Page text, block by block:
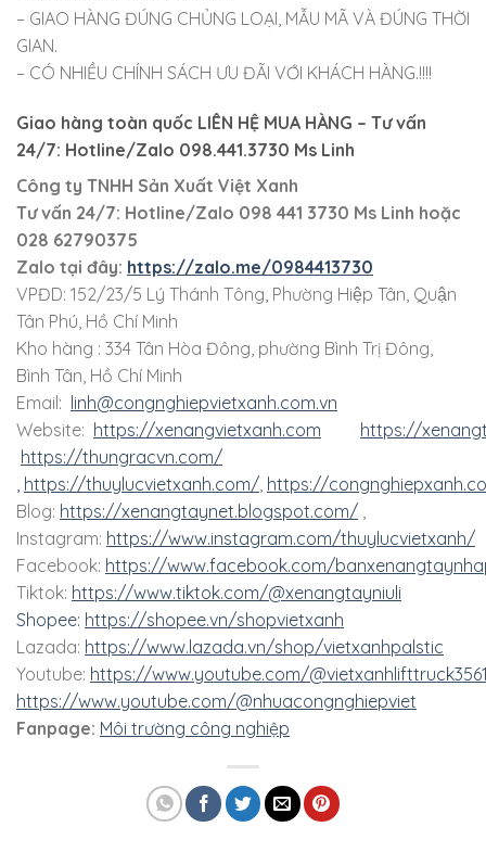
– GIAO HÀNG ĐÚNG CHỦNG LOẠI, MẪU MÃ VÀ ĐÚNG THỜI
GIAN.
– CÓ NHIỀU CHÍNH SÁCH ƯU ĐÃI VỚI KHÁCH HÀNG.!!!!
Giao hàng toàn quốc LIÊN HỆ MUA HÀNG – Tư vấn
24/7: Hotline/Zalo 098.441.3730 Ms Linh
Công ty TNHH Sản Xuất Việt Xanh
Tư vấn 24/7: Hotline/Zalo 098 441 3730 Ms Linh hoặc
028 62790375
Zalo tại đây: https://zalo.me/0984413730
VPĐD: 152/23/5 Lý Thánh Tông, Phường Hiệp Tân, Quận
Tân Phú, Hồ Chí Minh
Kho hàng : 334 Tân Hòa Đông, phường Bình Trị Đông,
Bình Tân, Hồ Chí Minh
Email: linh@congnghiepvietxanh.com.vn
Website: https://xenangvietxanh.com
https://
https://thungracvn.com/
, https://thuylucvietxanh.com/, https://
Blog: https://xenangtaynet.blogspot.com/ ,
Instagram: https://www.instagram.com/thuylucvietxanh/
Facebook: https://www.facebook.com/
Tiktok: https://www.tiktok.com/@xenangtayniuli
Shopee: https://shopee.vn/shopvietxanh
Lazada: https://www.lazada.vn/shop/vietxanhpalstic
Youtube: https://www.youtube.com/
https://www.youtube.com/@nhuacongnghiepviet
Fanpage: Môi trường công nghiệp